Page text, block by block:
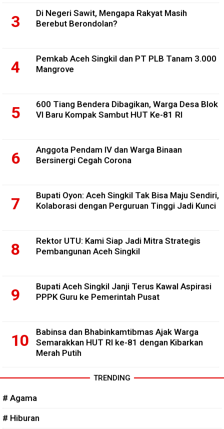
Di Negeri Sawit, Mengapa Rakyat Masih
Berebut Berondolan?
Pemkab Aceh Singkil dan PT PLB Tanam 3.000
Mangrove
600 Tiang Bendera Dibagikan, Warga Desa Blok
VI Baru Kompak Sambut HUT Ke-81 RI
Anggota Pendam IV dan Warga Binaan
Bersinergi Cegah Corona
Bupati Oyon: Aceh Singkil Tak Bisa Maju Sendiri,
Kolaborasi dengan Perguruan Tinggi Jadi Kunci
Rektor UTU: Kami Siap Jadi Mitra Strategis
Pembangunan Aceh Singkil
Bupati Aceh Singkil Janji Terus Kawal Aspirasi
PPPK Guru ke Pemerintah Pusat
Babinsa dan Bhabinkamtibmas Ajak Warga
Semarakkan HUT RI ke-81 dengan Kibarkan
Merah Putih
TRENDING
# Agama
# Hiburan